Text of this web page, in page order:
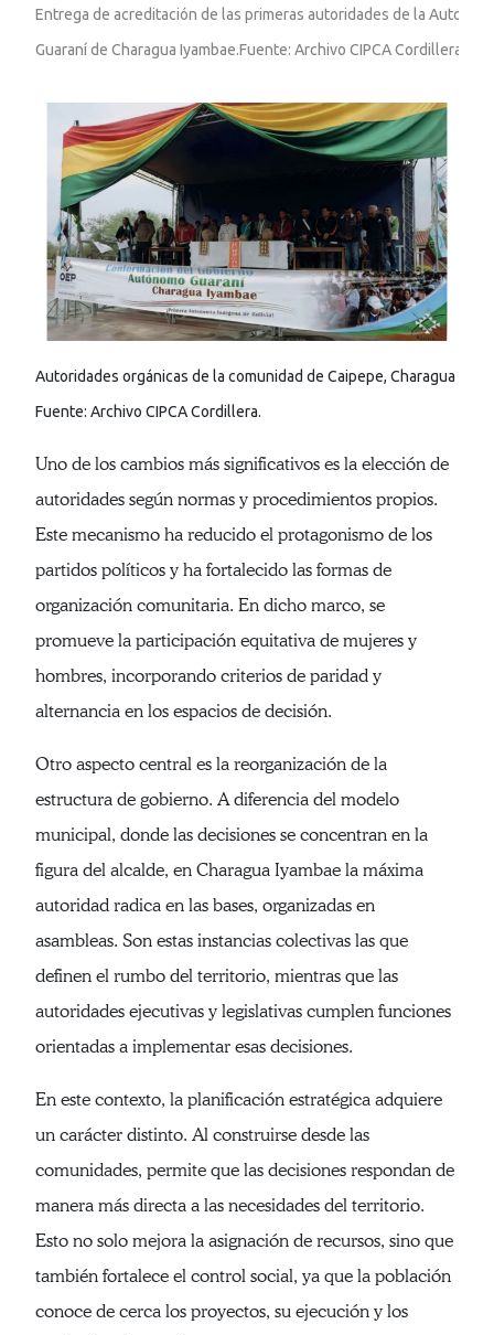
Entrega de acreditación de las primeras autoridades de la
Guaraní de Charagua Iyambae.Fuente: Archivo CIPCA Cordillera.
Autoridades orgánicas de la comunidad de Caipepe, Charagua
Fuente: Archivo CIPCA Cordillera.
Uno de los cambios más significativos es la elección de
autoridades según normas y procedimientos propios.
Este mecanismo ha reducido el protagonismo de los
partidos políticos y ha fortalecido las formas de
organización comunitaria. En dicho marco, se
promueve la participación equitativa de mujeres y
hombres, incorporando criterios de paridad y
alternancia en los espacios de decisión.
Otro aspecto central es la reorganización de la
estructura de gobierno. A diferencia del modelo
municipal, donde las decisiones se concentran en la
figura del alcalde, en Charagua Iyambae la máxima
autoridad radica en las bases, organizadas en
asambleas. Son estas instancias colectivas las que
definen el rumbo del territorio, mientras que las
autoridades ejecutivas y legislativas cumplen funciones
orientadas a implementar esas decisiones.
En este contexto, la planificación estratégica adquiere
un carácter distinto. Al construirse desde las
comunidades, permite que las decisiones respondan de
manera más directa a las necesidades del territorio.
Esto no solo mejora la asignación de recursos, sino que
también fortalece el control social, ya que la población
conoce de cerca los proyectos, su ejecución y los